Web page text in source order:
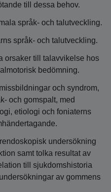
till dessa behov.
språk- och talutveckling.
språk- och talutveckling.
orsaker till talavvikelse hos
bedömning.
och syndrom,
och gomspalt, med
etiologi och foniaterns
undersökning
samt tolka resultat av
till sjukdomshistoria
av gommens